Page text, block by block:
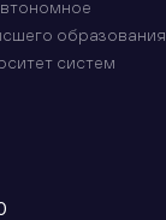
образования
систем